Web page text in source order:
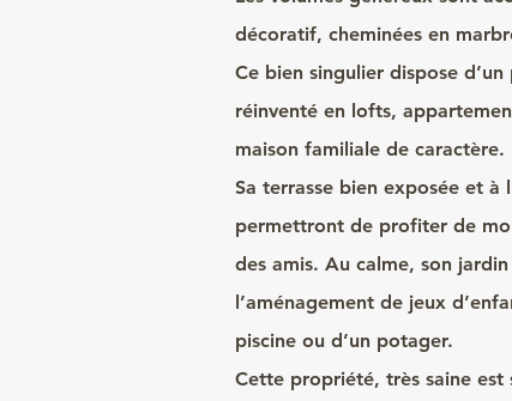
décoratif, cheminées en
Ce bien singulier dispose
réinventé en lofts,
maison familiale de caractère.
Sa terrasse bien exposée et à
permettront de profiter de
des amis. Au calme, son
l’aménagement de jeux
piscine ou d’un potager.
Cette propriété, très saine est